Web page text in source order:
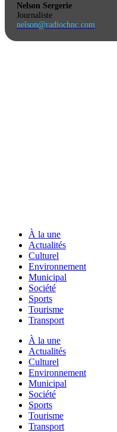
Nelson Sergerie
Journaliste
nelson@radiochnc.com
À la une
Actualités
Culturel
Environnement
Municipal
Société
Sports
Tourisme
Transport
À la une
Actualités
Culturel
Environnement
Municipal
Société
Sports
Tourisme
Transport